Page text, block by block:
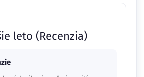
leto (Recenzia)